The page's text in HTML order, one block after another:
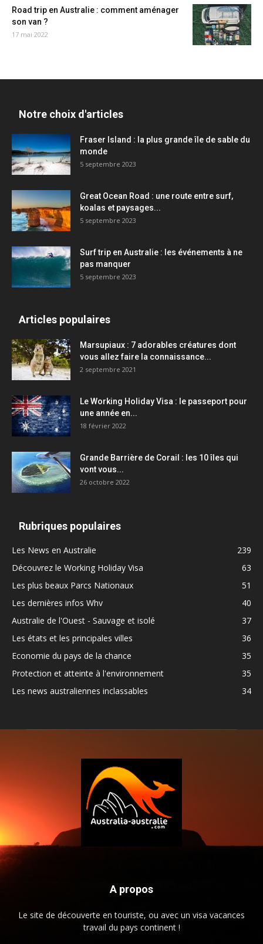
Road trip en Australie : comment aménager
son van ?
17 mai 2022
Notre choix d'articles
Fraser Island : la plus grande île de sable du
monde
5 septembre 2023
Great Ocean Road : une route entre surf,
koalas et paysages...
5 septembre 2023
Surf trip en Australie : les événements à ne
pas manquer
5 septembre 2023
Articles populaires
Marsupiaux : 7 adorables créatures dont
vous allez faire la connaissance...
2 septembre 2021
Le Working Holiday Visa : le passeport pour
une année en...
18 février 2022
Grande Barrière de Corail : les 10 îles qui
vont vous...
26 octobre 2022
Rubriques populaires
Les News en Australie
239
Découvrez le Working Holiday Visa
63
Les plus beaux Parcs Nationaux
51
Les dernières infos Whv
40
Australie de l'Ouest - Sauvage et isolé
37
Les états et les principales villes
36
Economie du pays de la chance
35
Protection et atteinte à l'environnement
35
Les news australiennes inclassables
34
A propos
Le site de découverte en touriste, ou avec un visa vacances
travail du pays continent !